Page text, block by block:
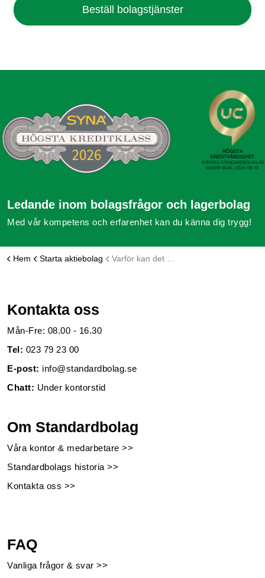
Beställ bolagstjänster
Ledande inom bolagsfrågor och lagerbolag
Med vår kompetens och erfarenhet kan du känna dig trygg!
Hem Starta aktiebolag Varför kan det vara fördel att starta bolag innan årsskiftet?
Kontakta oss
Mån-Fre: 08.00 - 16.30
Tel: 023 79 23 00
E-post: info@standardbolag.se
Chatt: Under kontorstid
Om Standardbolag
Våra kontor & medarbetare >>
Standardbolags historia >>
Kontakta oss >>
FAQ
Vanliga frågor & svar >>